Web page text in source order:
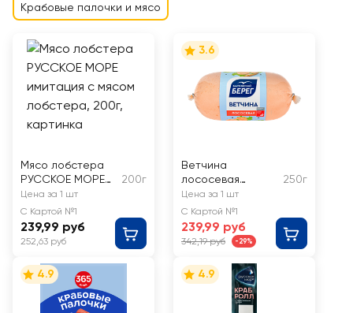
Крабовые палочки и мясо
Мясо лобстера
РУССКОЕ МОРЕ
имитация с мясом
лобстера
200г
Цена за 1 шт
С Картой №1
239,99 руб
252,63 руб
3.6
Ветчина
лососевая
БАЛТИЙСКИЙ
БЕРЕГ
250г
Цена за 1 шт
С Картой №1
239,99 руб
342,19 руб -29%
4.9 4.9